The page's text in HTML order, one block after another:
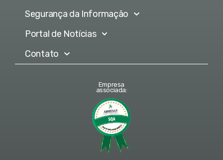
Segurança da Informação
Portal de Notícias
Contato
Empresa
associada: